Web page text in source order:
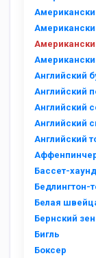
Английский
Английский
Английский
Английский
Английский
Бассет-хаунд
Бедлингтон-
Белая
Бернский
Бигль
Боксер